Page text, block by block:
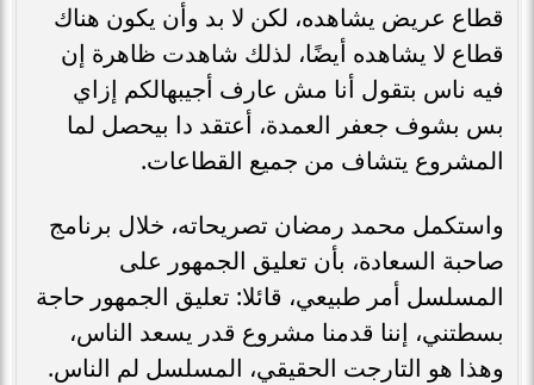
قطاع عريض يشاهده، لكن لا بد وأن يكون هناك
قطاع لا يشاهده أيضًا، لذلك شاهدت ظاهرة إن
فيه ناس بتقول أنا مش عارف أجيبهالكم إزاي
بس بشوف جعفر العمدة، أعتقد دا بيحصل لما
المشروع يتشاف من جميع القطاعات.
واستكمل محمد رمضان تصريحاته، خلال برنامج
صاحبة السعادة، بأن تعليق الجمهور على
المسلسل أمر طبيعي، قائلا: تعليق الجمهور حاجة
بسطتني، إننا قدمنا مشروع قدر يسعد الناس،
وهذا هو التارجت الحقيقي، المسلسل لم الناس.